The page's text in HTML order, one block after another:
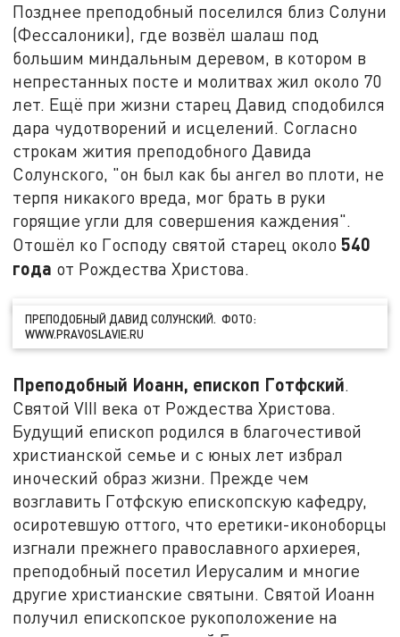
Позднее преподобный поселился близ Солуни
(Фессалоники), где возвёл шалаш под
большим миндальным деревом, в котором в
непрестанных посте и молитвах жил около 70
лет. Ещё при жизни старец Давид сподобился
дара чудотворений и исцелений. Согласно
строкам жития преподобного Давида
Солунского, "он был как бы ангел во плоти, не
терпя никакого вреда, мог брать в руки
горящие угли для совершения каждения".
Отошёл ко Господу святой старец около540
года от Рождества Христова.
ПРЕПОДОБНЫЙ ДАВИД СОЛУНСКИЙ. ФОТО:
WWW.PRAVOSLAVIE.RU
Преподобный Иоанн, епископ Готфский.
Святой VIII века от Рождества Христова.
Будущий епископ родился в благочестивой
христианской семье и с юных лет избрал
иноческий образ жизни. Прежде чем
возглавить Готфскую епископскую кафедру,
осиротевшую оттого, что еретики-иконоборцы
изгнали прежнего православного архиерея,
преподобный посетил Иерусалим и многие
другие христианские святыни. Святой Иоанн
получил епископское рукоположение на